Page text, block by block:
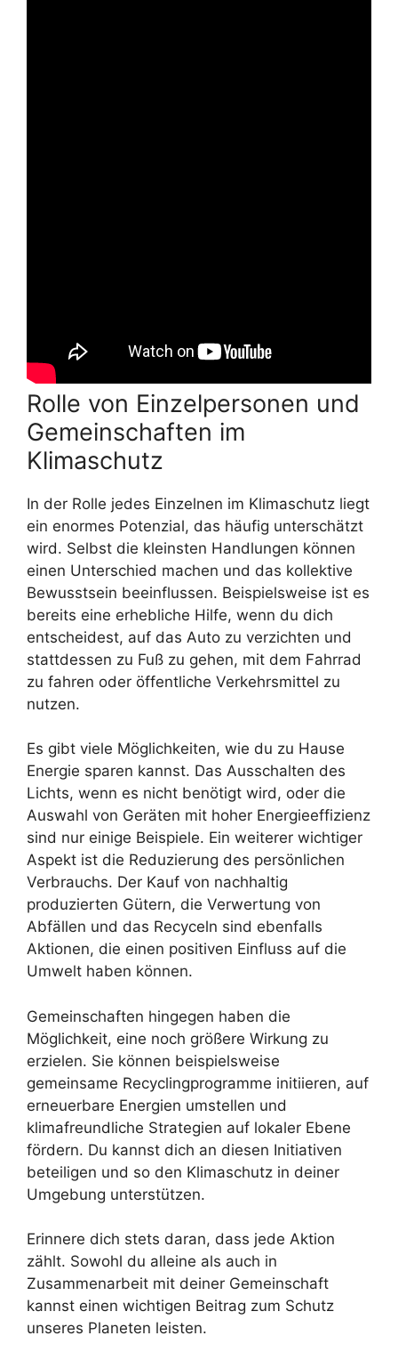
Rolle von Einzelpersonen und
Gemeinschaften im
Klimaschutz
In der Rolle jedes Einzelnen im Klimaschutz liegt
ein enormes Potenzial, das häufig unterschätzt
wird. Selbst die kleinsten Handlungen können
einen Unterschied machen und das kollektive
Bewusstsein beeinflussen. Beispielsweise ist es
bereits eine erhebliche Hilfe, wenn du dich
entscheidest, auf das Auto zu verzichten und
stattdessen zu Fuß zu gehen, mit dem Fahrrad
zu fahren oder öffentliche Verkehrsmittel zu
nutzen.
Es gibt viele Möglichkeiten, wie du zu Hause
Energie sparen kannst. Das Ausschalten des
Lichts, wenn es nicht benötigt wird, oder die
Auswahl von Geräten mit hoher Energieeffizienz
sind nur einige Beispiele. Ein weiterer wichtiger
Aspekt ist die Reduzierung des persönlichen
Verbrauchs. Der Kauf von nachhaltig
produzierten Gütern, die Verwertung von
Abfällen und das Recyceln sind ebenfalls
Aktionen, die einen positiven Einfluss auf die
Umwelt haben können.
Gemeinschaften hingegen haben die
Möglichkeit, eine noch größere Wirkung zu
erzielen. Sie können beispielsweise
gemeinsame Recyclingprogramme initiieren, auf
erneuerbare Energien umstellen und
klimafreundliche Strategien auf lokaler Ebene
fördern. Du kannst dich an diesen Initiativen
beteiligen und so den Klimaschutz in deiner
Umgebung unterstützen.
Erinnere dich stets daran, dass jede Aktion
zählt. Sowohl du alleine als auch in
Zusammenarbeit mit deiner Gemeinschaft
kannst einen wichtigen Beitrag zum Schutz
unseres Planeten leisten.